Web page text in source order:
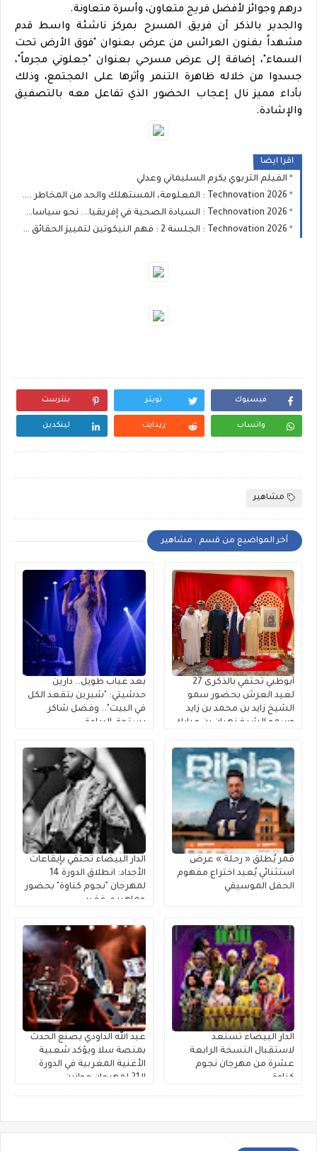
درهم وجوائز لأفضل فريج متعاون، وأسرة متعاونة.
والجدير بالذكر أن فريق المسرح بمركز ناشئة واسط قدم
مشهداً بفنون العرائس من عرض بعنوان "فوق الأرض تحت
السماء"، إضافة إلى عرض مسرحي بعنوان "جعلوني مجرماً"،
جسدوا من خلاله ظاهرة التنمر وأثرها على المجتمع، وذلك
بأداء مميز نال إعجاب الحضور الذي تفاعل معه بالتصفيق
والإشادة.
اقرا ايضا
الفيلم التربوي يكرم السليماني وعدلي
Technovation 2026 : المعلومة، المستهلك والحد من المخاطر ... المواطن في صلب السياسات الصحية
Technovation 2026 : السيادة الصحية في إفريقيا... نحو سياسات صحية تستجيب لخصوصيات القارة
Technovation 2026 : الجلسة 2 : فهم النيكوتين لتمييز الحقائق من المفاهيم الخاطئة
فيسبوك تويتر بنترست
واتساب ريدايت لينكدين
مشاهير
أخر المواضيع من قسم : مشاهير
أبوظبي تحتفي بالذكرى 27
لعيد العرش بحضور سمو
الشيخ زايد بن محمد بن زايد
وسمو الشيخ نهيان بن مبارك
بعد غياب طويل.. دارين
حدشيتي: "شيرين بتقعد الكل
في البيت".. وفضل شاكر
يستحق البراءة
قمر يُطلق « رحلة » عرضٌ
استثنائي يُعيد اختراع مفهوم
الحفل الموسيقي
الدار البيضاء تحتفي بإيقاعات
الأجداد: انطلاق الدورة 14
لمهرجان "نجوم كناوة" بحضور
جماهيري غفير
الدار البيضاء تستعد
لاستقبال النسخة الرابعة
عشرة من مهرجان نجوم
كناوة
عبد الله الداودي يصنع الحدث
بمنصة سلا ويؤكد شعبية
الأغنية المغربية في الدورة
الـ21 لمهرجان موازين